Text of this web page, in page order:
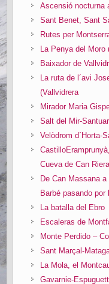
Ascensió nocturna
Sant Benet, Sant
Rutes per
La Penya del Moro
Baixador de
La ruta de l´avi
(Vallvidrera
Mirador Maria
Salt del Mir-
Velòdrom d´Horta-
Cueva de Can Riera
De Can Massana
Barbé pasando
La batalla del Ebro
Escaleras de
Monte Perdido –
Sant Marçal-
La Mola, el
Gavarnie-